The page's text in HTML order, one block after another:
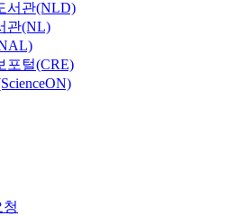
서관(NLD)
관(NL)
포털(CRE)